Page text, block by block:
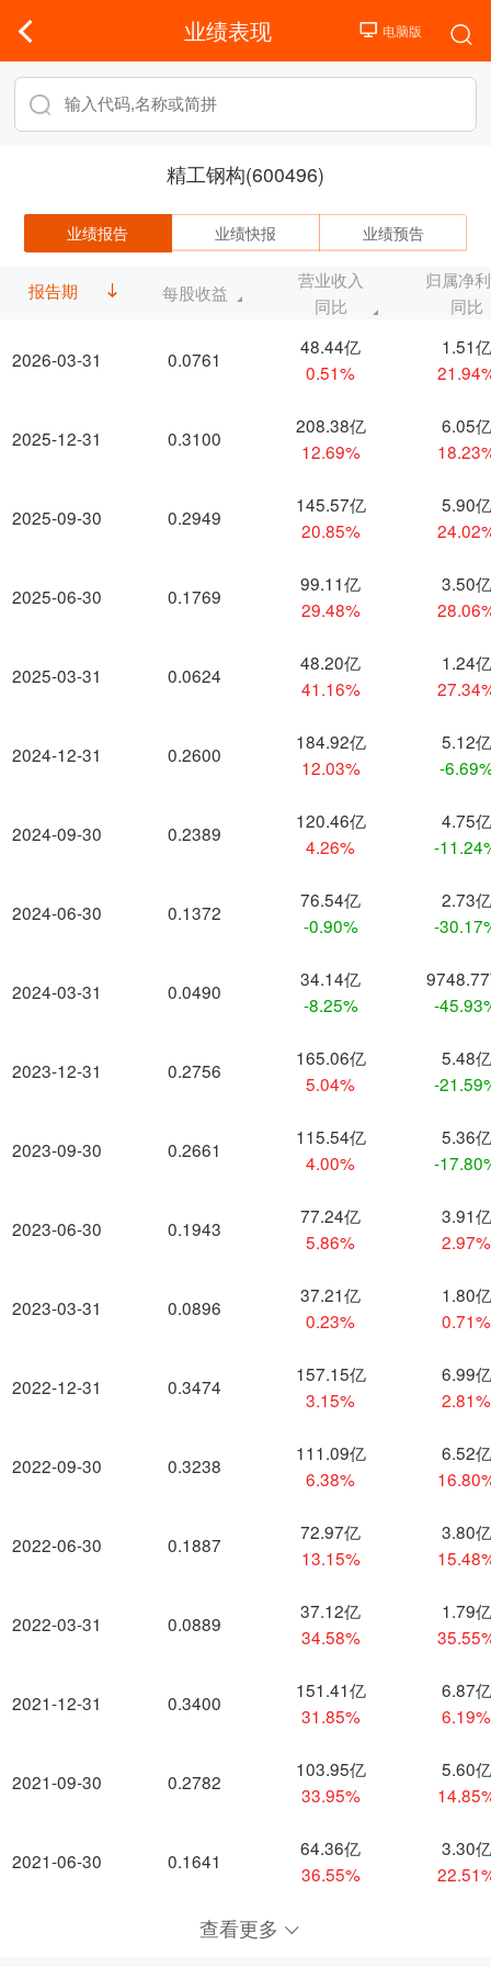
业绩表现
精工钢构(600496)
业绩报告 业绩快报 业绩预告
报告期
2026-03-31
2025-12-31
2025-09-30
2025-06-30
2025-03-31
2024-12-31
2024-09-30
2024-06-30
2024-03-31
2023-12-31
2023-09-30
2023-06-30
2023-03-31
2022-12-31
2022-09-30
2022-06-30
2022-03-31
2021-12-31
2021-09-30
2021-06-30
每股收益
营业收入
同比
归属净
同比
0.0761
48.44亿
0.51%
1.51亿
0.3100
208.38亿
12.69%
6.05亿
0.2949
145.57亿
20.85%
5.90亿
0.1769
99.11亿
29.48%
3.50亿
0.0624
48.20亿
41.16%
1.24亿
0.2600
184.92亿
12.03%
5.12亿
-
0.2389
120.46亿
4.26%
4.75亿
-
0.1372
76.54亿
-0.90%
2.73亿
-
0.0490
34.14亿
-8.25%
-
0.2756
165.06亿
5.04%
5.48亿
-
0.2661
115.54亿
4.00%
5.36亿
-
0.1943
77.24亿
5.86%
3.91亿
2.97%
0.0896
37.21亿
0.23%
1.80亿
0.71%
0.3474
157.15亿
3.15%
6.99亿
2.81%
0.3238
111.09亿
6.38%
6.52亿
0.1887
72.97亿
13.15%
3.80亿
0.0889
37.12亿
34.58%
1.79亿
0.3400
151.41亿
31.85%
6.87亿
6.19%
0.2782
103.95亿
33.95%
5.60亿
0.1641
64.36亿
36.55%
3.30亿
查看更多